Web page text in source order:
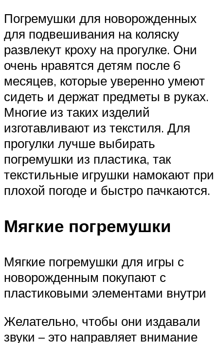
Погремушки для новорожденных
для подвешивания на коляску
развлекут кроху на прогулке. Они
очень нравятся детям после 6
месяцев, которые уверенно умеют
сидеть и держат предметы в руках.
Многие из таких изделий
изготавливают из текстиля. Для
прогулки лучше выбирать
погремушки из пластика, так
текстильные игрушки намокают при
плохой погоде и быстро пачкаются.
Мягкие погремушки
Мягкие погремушки для игры с
новорожденным покупают с
пластиковыми элементами внутри
Желательно, чтобы они издавали
звуки – это направляет внимание